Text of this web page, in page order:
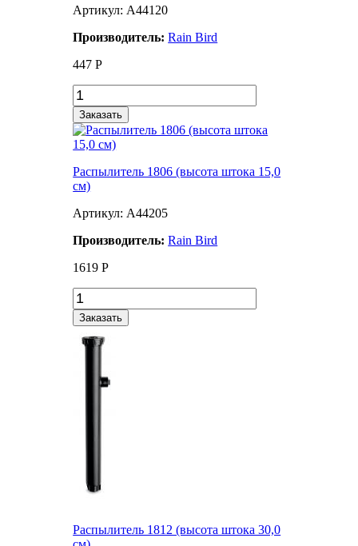
Артикул: A44120
Производитель:Rain Bird
447 Р
Заказать
Распылитель 1806 (высота штока 15,0
см)
Артикул: A44205
Производитель:Rain Bird
1619 Р
Заказать
Распылитель 1812 (высота штока 30,0